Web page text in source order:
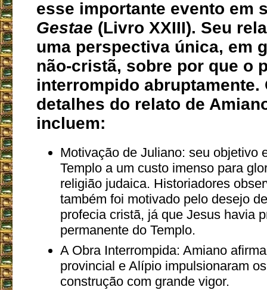
esse importante evento em
Gestae (Livro XXIII). Seu
uma perspectiva única, em
não-cristã, sobre por que o
interrompido
detalhes do relato de
incluem:
Motivação de Juliano: seu objetivo
Templo a um custo imenso para
religião judaica. Historiadores
também foi motivado pelo desejo
profecia cristã, já que Jesus havia
permanente do Templo.
A Obra Interrompida: Amiano
provincial e Alípio impulsionaram
construção com grande vigor.